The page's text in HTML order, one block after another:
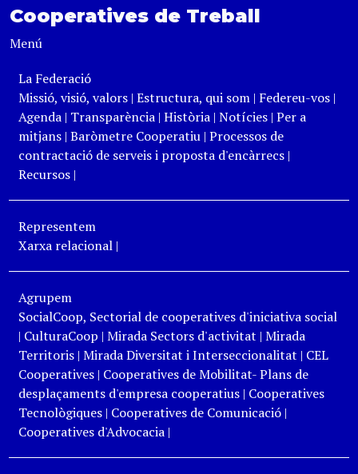
Cooperatives de Treball
Menú
La Federació
Missió, visió, valors| Estructura, qui som| Federeu-vos|
Agenda | Transparència| Història| Notícies | Per a
mitjans| Baròmetre Cooperatiu| Processos de
contractació de serveis i proposta d'encàrrecs|
Recursos|
Representem
Xarxa relacional|
Agrupem
SocialCoop, Sectorial de cooperatives d'iniciativa social
| CulturaCoop | Mirada Sectors d'activitat | Mirada
Territoris| Mirada Diversitat i Interseccionalitat | CEL
Cooperatives| Cooperatives de Mobilitat- Plans de
desplaçaments d'empresa cooperatius| Cooperatives
Tecnològiques| Cooperatives de Comunicació|
Cooperatives d'Advocacia|